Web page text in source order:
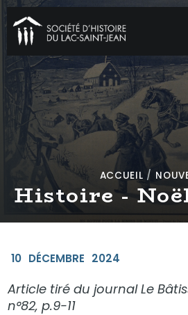
ACCUEIL /
Histoire -
10 DÉCEMBRE 2024
Article tiré du journal Le
n°82, p.9-11